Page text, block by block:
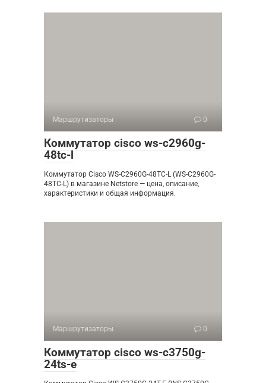
Маршрутизаторы 0
Коммутатор cisco ws-c2960g-
48tc-l
Коммутатор Cisco WS-C2960G-48TC-L (WS-C2960G-
48TC-L) в магазине Netstore — цена, описание,
характеристики и общая информация.
Маршрутизаторы 0
Коммутатор cisco ws-c3750g-
24ts-e